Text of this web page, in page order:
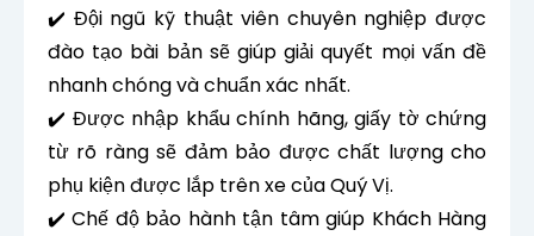
✔️ Đội ngũ kỹ thuật viên chuyên nghiệp được
đào tạo bài bản sẽ giúp giải quyết mọi vấn đề
nhanh chóng và chuẩn xác nhất.
✔️ Được nhập khẩu chính hãng, giấy tờ chứng
từ rõ ràng sẽ đảm bảo được chất lượng cho
phụ kiện được lắp trên xe của Quý Vị.
✔️ Chế độ bảo hành tận tâm giúp Khách Hàng